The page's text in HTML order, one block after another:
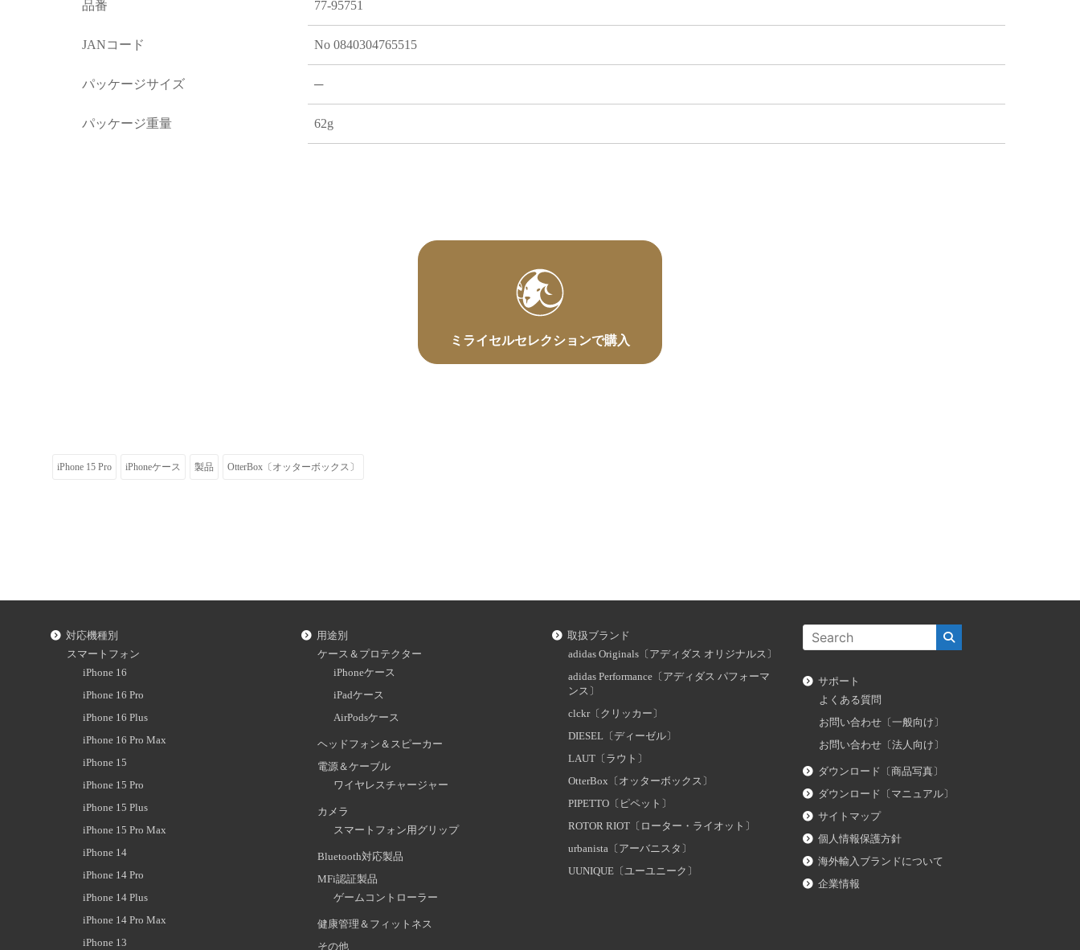
品番 77-95751
JANコード No 0840304765515
パッケージサイズ ─
パッケージ重量 62g
ミライセルセレクションで購入
iPhone 15 Pro iPhoneケース 製品 OtterBox〔オッターボックス〕
対応機種別
スマートフォン
iPhone 16
iPhone 16 Pro
iPhone 16 Plus
iPhone 16 Pro Max
iPhone 15
iPhone 15 Pro
iPhone 15 Plus
iPhone 15 Pro Max
iPhone 14
iPhone 14 Pro
iPhone 14 Plus
iPhone 14 Pro Max
iPhone 13
用途別
ケース＆プロテクター
iPhoneケース
iPadケース
AirPodsケース
ヘッドフォン＆スピーカー
電源＆ケーブル
ワイヤレスチャージャー
カメラ
スマートフォン用グリップ
Bluetooth対応製品
MFi認証製品
ゲームコントローラー
健康管理＆フィットネス
その他
取扱ブランド
adidas Originals〔アディダス オリジナルス〕
adidas Performance〔アディダス パフォーマ
ンス〕
clckr〔クリッカー〕
DIESEL〔ディーゼル〕
LAUT〔ラウト〕
OtterBox〔オッターボックス〕
PIPETTO〔ピペット〕
ROTOR RIOT〔ローター・ライオット〕
urbanista〔アーバニスタ〕
UUNIQUE〔ユーユニーク〕
サポート
よくある質問
お問い合わせ〔一般向け〕
お問い合わせ〔法人向け〕
ダウンロード〔商品写真〕
ダウンロード〔マニュアル〕
サイトマップ
個人情報保護方針
海外輸入ブランドについて
企業情報